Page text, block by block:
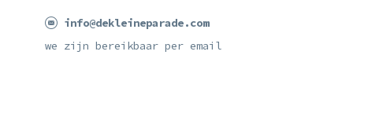
info@dekleineparade.com
we zijn bereikbaar per email